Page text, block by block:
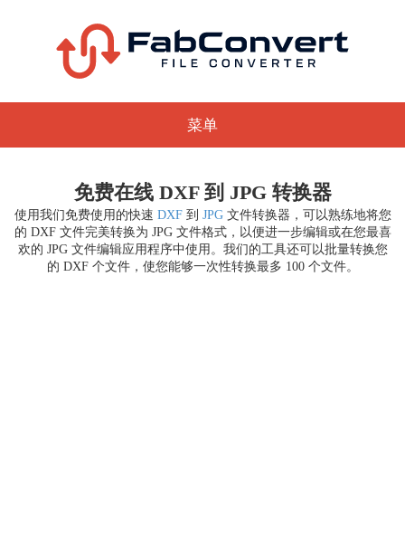
菜单
免费在线 DXF 到 JPG 转换器
使用我们免费使用的快速 DXF到 JPG文件转换器，可以熟练地将您
的 DXF 文件完美转换为 JPG 文件格式，以便进一步编辑或在您最喜
欢的 JPG 文件编辑应用程序中使用。我们的工具还可以批量转换您
的 DXF 个文件，使您能够一次性转换最多 100 个文件。